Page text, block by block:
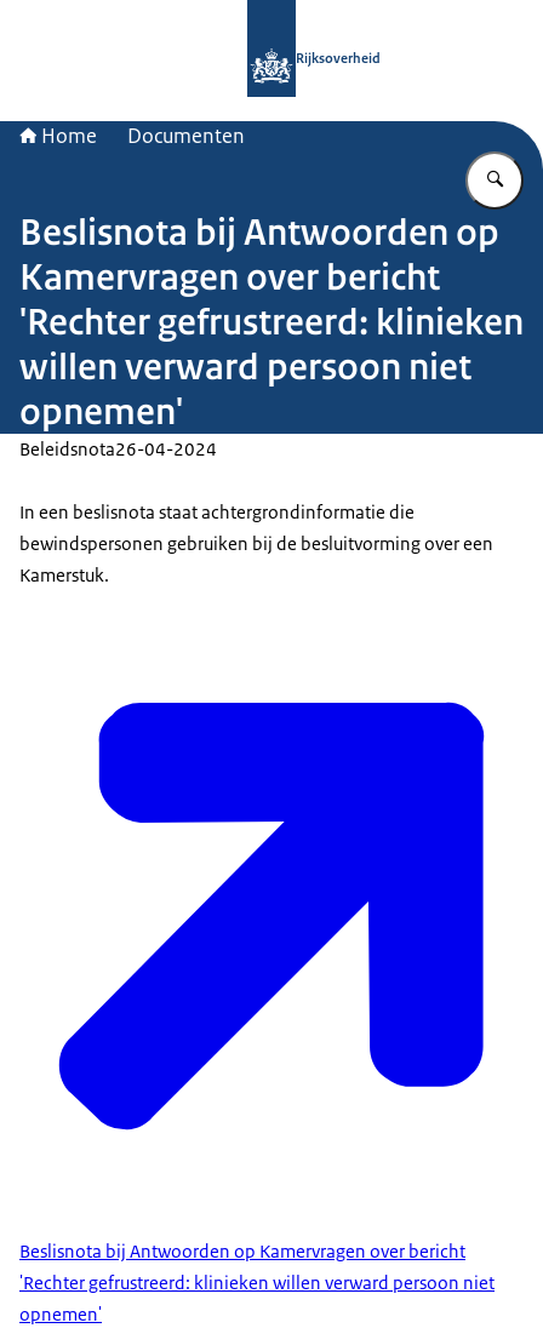
Rijksoverheid
Home Documenten
Beslisnota bij Antwoorden op
Kamervragen over bericht
'Rechter gefrustreerd: klinieken
willen verward persoon niet
opnemen'
Beleidsnota26-04-2024
In een beslisnota staat achtergrondinformatie die
bewindspersonen gebruiken bij de besluitvorming over een
Kamerstuk.
Beslisnota bij Antwoorden op Kamervragen over bericht
'Rechter gefrustreerd: klinieken willen verward persoon niet
opnemen'